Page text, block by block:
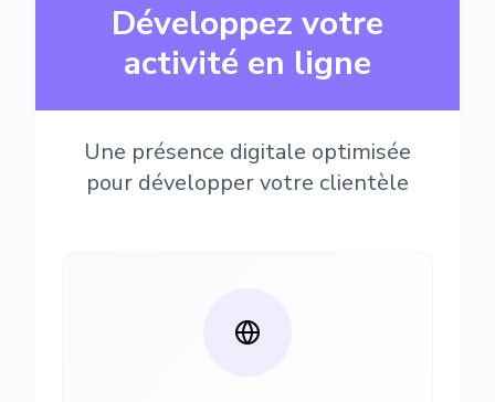
Développez votre
activité en ligne
Une présence digitale optimisée
pour développer votre clientèle